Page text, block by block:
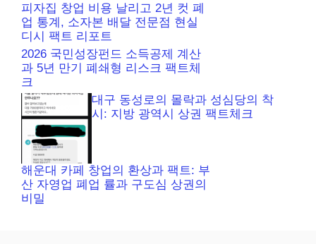
피자집 창업 비용 날리고 2년 컷 폐
업 통계, 소자본 배달 전문점 현실
디시 팩트 리포트
2026 국민성장펀드 소득공제 계산
과 5년 만기 폐쇄형 리스크 팩트체
크
대구 동성로의 몰락과 성심당의 착
시: 지방 광역시 상권 팩트체크
해운대 카페 창업의 환상과 팩트: 부
산 자영업 폐업 률과 구도심 상권의
비밀